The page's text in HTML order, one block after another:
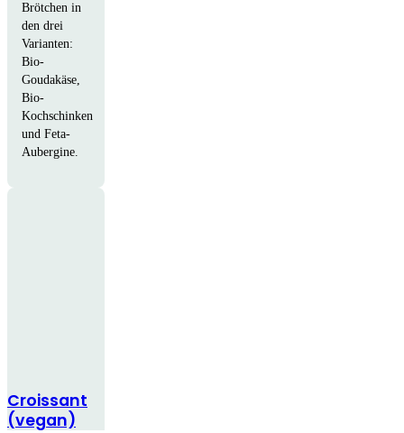
Brötchen in
den drei
Varianten:
Bio-
Goudakäse,
Bio-
Kochschinken
und Feta-
Aubergine.
Croissant
(vegan)